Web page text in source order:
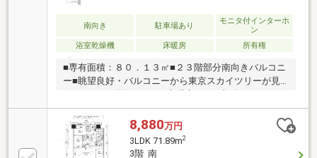
ルエツ大宮店 徒歩6分(約470m)■ ご希望の住まい探し
をお手伝いします ━━━━━・・・物件の詳細・ご相
南向き 駐車場あり
モニタ付インターホ
ン
浴室乾燥機
床暖房 所有権
■専有面積：８０．１３㎡■２３階部分南向きバルコニ
ー■眺望良好・バルコニーから東京スカイツリーが見
インクローゼット付き■室内大変綺麗にお使いです！
8,880万円
3LDK 71.89m2
3階 南